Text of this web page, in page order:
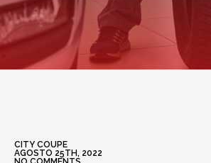
CITY COUPE
AGOSTO 25TH, 2022